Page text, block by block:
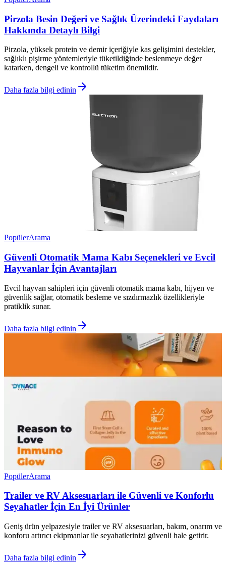
Pirzola Besin Değeri ve Sağlık Üzerindeki Faydaları
Hakkında Detaylı Bilgi
Pirzola, yüksek protein ve demir içeriğiyle kas gelişimini destekler,
sağlıklı pişirme yöntemleriyle tüketildiğinde beslenmeye değer
katarken, dengeli ve kontrollü tüketim önemlidir.
Daha fazla bilgi edinin
PopülerArama
Güvenli Otomatik Mama Kabı Seçenekleri ve Evcil
Hayvanlar İçin Avantajları
Evcil hayvan sahipleri için güvenli otomatik mama kabı, hijyen ve
güvenlik sağlar, otomatik besleme ve sızdırmazlık özellikleriyle
pratiklik sunar.
Daha fazla bilgi edinin
PopülerArama
Trailer ve RV Aksesuarları ile Güvenli ve Konforlu
Seyahatler İçin En İyi Ürünler
Geniş ürün yelpazesiyle trailer ve RV aksesuarları, bakım, onarım ve
konforu artırıcı ekipmanlar ile seyahatlerinizi güvenli hale getirir.
Daha fazla bilgi edinin